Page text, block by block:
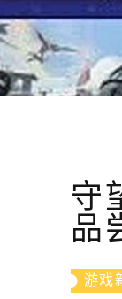
守
品
游戏